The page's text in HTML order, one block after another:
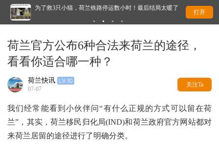
为了救3只小猫，荷兰铁路停运数小时！最后结局太暖了 荷
打开
荷兰官方公布6种合法来荷兰的途径，
看看你适合哪一种？
荷兰快讯
07-07
关注Ta
我们经常能看到小伙伴问“有什么正规的方式可以留在荷
兰”，其实，荷兰移民归化局(IND)和荷兰政府官方网站都对
来荷兰居留的途径进行了明确分类。